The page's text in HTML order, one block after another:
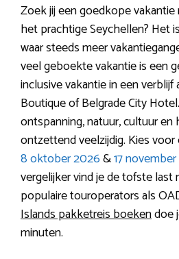
Zoek jij een goedkope vakantie
het prachtige Seychellen? Het
waar steeds meer
veel geboekte vakantie is een
inclusive vakantie in een verblijf
Boutique of Belgrade City
ontspanning, natuur, cultuur en
ontzettend veelzijdig. Kies
8 oktober 2026&17
vergelijker vind je de tofste last
populaire touroperators als
Islands pakketreis boekendoe
minuten.